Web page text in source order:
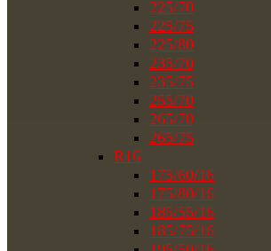
225/70
225/75
225/80
235/70
235/75
255/70
265/70
265/75
R16
175/60/16
175/80/16
185/55/16
185/75/16